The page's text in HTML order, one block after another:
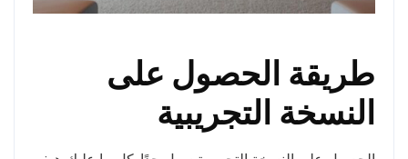
طريقة الحصول على
النسخة التجريبية